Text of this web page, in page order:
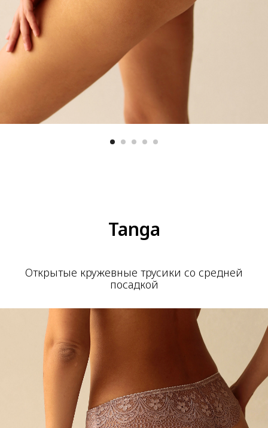
Tanga
Открытые кружевные трусики со средней
посадкой